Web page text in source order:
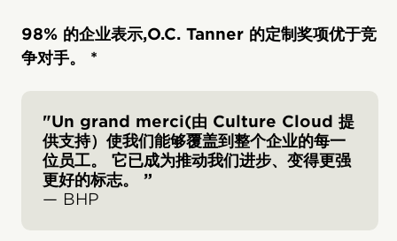
98% 的企业表示,O.C. Tanner 的定制奖项优于竞
争对手。 *
"Un grand merci(由 Culture Cloud 提
供支持）使我们能够覆盖到整个企业的每一
位员工。 它已成为推动我们进步、变得更强
更好的标志。 ”
— BHP